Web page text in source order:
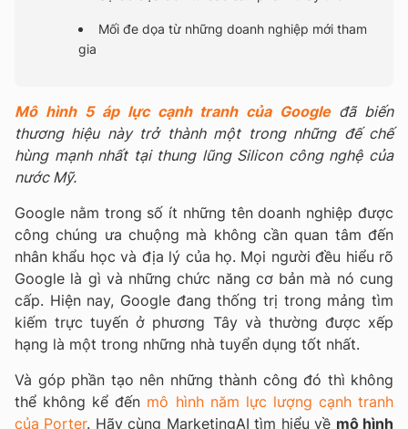
Mối đe dọa từ những doanh nghiệp mới tham
gia
Mô hình 5 áp lực cạnh tranh của Googleđã biến
thương hiệu này trở thành một trong những đế chế
hùng mạnh nhất tại thung lũng Silicon công nghệ của
nước Mỹ.
Google nằm trong số ít những tên doanh nghiệp được
công chúng ưa chuộng mà không cần quan tâm đến
nhân khẩu học và địa lý của họ. Mọi người đều hiểu rõ
Google là gì và những chức năng cơ bản mà nó cung
cấp. Hiện nay, Google đang thống trị trong mảng tìm
kiếm trực tuyến ở phương Tây và thường được xếp
hạng là một trong những nhà tuyển dụng tốt nhất.
Và góp phần tạo nên những thành công đó thì không
thể không kể đến mô hình năm lực lượng cạnh tranh
của Porter. Hãy cùng MarketingAI tìm hiểu về mô hình